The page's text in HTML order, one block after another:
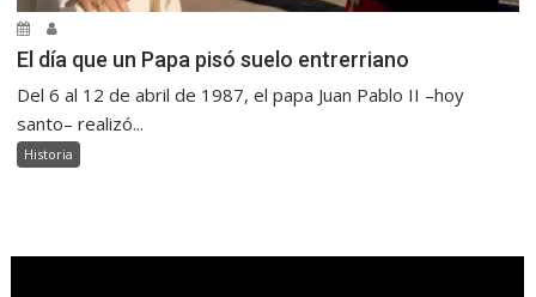
El día que un Papa pisó suelo entrerriano
Del 6 al 12 de abril de 1987, el papa Juan Pablo II –hoy
santo– realizó...
Historia